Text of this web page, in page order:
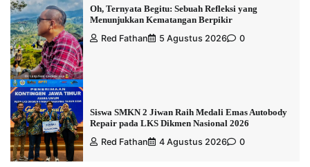
Oh, Ternyata Begitu: Sebuah Refleksi yang
Menunjukkan Kematangan Berpikir
Red Fathan
5 Agustus 2026 0
Siswa SMKN 2 Jiwan Raih Medali Emas Autobody
Repair pada LKS Dikmen Nasional 2026
Red Fathan
4 Agustus 2026 0